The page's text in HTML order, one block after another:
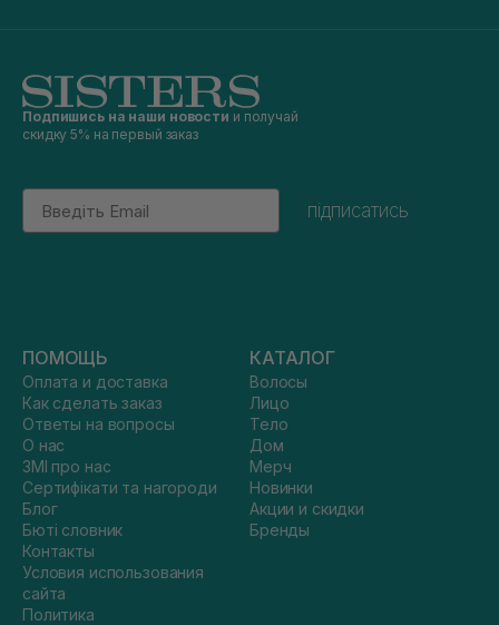
Подпишись на наши новости и получай
скидку 5% на первый заказ
Email
підписатись
ПОМОЩЬ
Оплата и доставка
Как сделать заказ
Ответы на вопросы
О нас
ЗМІ про нас
Сертифікати та нагороди
Блог
Бюті словник
Контакты
Условия использования
сайта
Политика
КАТАЛОГ
Волосы
Лицо
Тело
Дом
Мерч
Новинки
Акции и скидки
Бренды